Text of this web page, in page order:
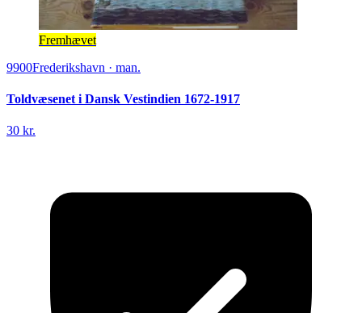
Fremhævet
9900Frederikshavn · man.
Toldvæsenet i Dansk Vestindien 1672-1917
30 kr.